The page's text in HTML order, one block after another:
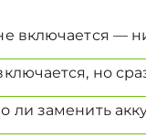
включается —
но
ли заменить